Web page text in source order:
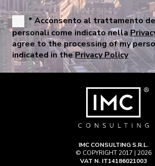
* Acconsento al trattamento
personali come indicato nella
agree to the processing of my
indicated in thePrivacy Policy
IMC CONSULTING S.R.L.
© COPYRIGHT 2017 | 2026
VAT N. IT14186021003